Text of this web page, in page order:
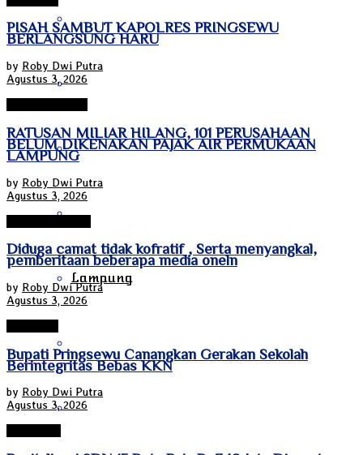
Kalimantan Tengah
Kalimantan Timur
Kalimantan Utara
Kepulauan Riau
Lampung
Nanggroe Aceh Darussalam
PISAH SAMBUT KAPOLRES PRINGSEWU
BERLANGSUNG HARU
by Roby Dwi Putra
Agustus 3, 2026
RATUSAN MILIAR HILANG, 101 PERUSAHAAN
BELUM DIKENAKAN PAJAK AIR PERMUKAAN
LAMPUNG
by Roby Dwi Putra
Agustus 3, 2026
Diduga camat tidak kofratif , Serta menyangkal,
pemberitaan beberapa media oneln
by Roby Dwi Putra
Agustus 3, 2026
Bupati Pringsewu Canangkan Gerakan Sekolah
Berintegritas Bebas KKN
by Roby Dwi Putra
Agustus 3, 2026